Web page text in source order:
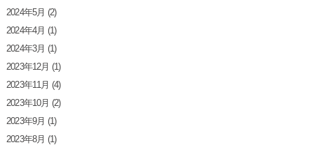
2024年5月 (2)
2024年4月 (1)
2024年3月 (1)
2023年12月 (1)
2023年11月 (4)
2023年10月 (2)
2023年9月 (1)
2023年8月 (1)